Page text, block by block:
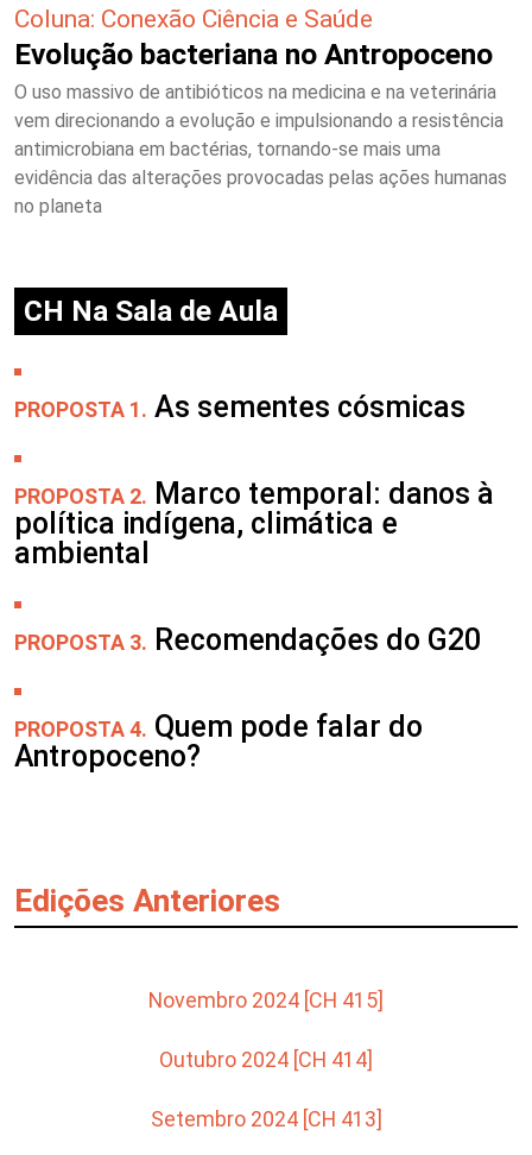
Coluna: Conexão Ciência e Saúde
Evolução bacteriana no Antropoceno
O uso massivo de antibióticos na medicina e na veterinária
vem direcionando a evolução e impulsionando a resistência
antimicrobiana em bactérias, tornando-se mais uma
evidência das alterações provocadas pelas ações humanas
no planeta
CH Na Sala de Aula
PROPOSTA 1. As sementes cósmicas
PROPOSTA 2. Marco temporal: danos à
política indígena, climática e
ambiental
PROPOSTA 3. Recomendações do G20
PROPOSTA 4. Quem pode falar do
Antropoceno?
Edições Anteriores
Novembro 2024 [CH 415]
Outubro 2024 [CH 414]
Setembro 2024 [CH 413]